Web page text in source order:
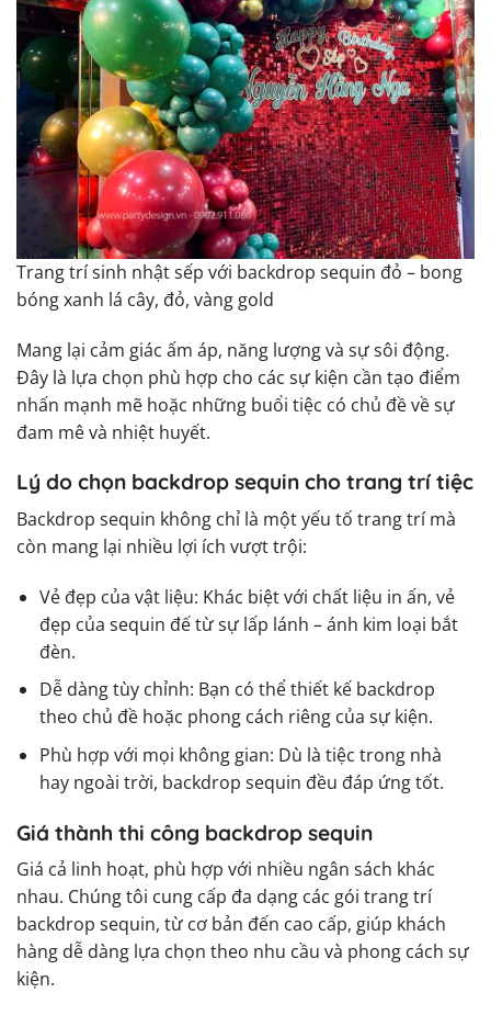
Trang trí sinh nhật sếp với backdrop sequin đỏ – bong
bóng xanh lá cây, đỏ, vàng gold
Mang lại cảm giác ấm áp, năng lượng và sự sôi động.
Đây là lựa chọn phù hợp cho các sự kiện cần tạo điểm
nhấn mạnh mẽ hoặc những buổi tiệc có chủ đề về sự
đam mê và nhiệt huyết.
Lý do chọn backdrop sequin cho trang trí tiệc
Backdrop sequin không chỉ là một yếu tố trang trí mà
còn mang lại nhiều lợi ích vượt trội:
Vẻ đẹp của vật liệu: Khác biệt với chất liệu in ấn, vẻ
đẹp của sequin đế từ sự lấp lánh – ánh kim loại bắt
đèn.
Dễ dàng tùy chỉnh: Bạn có thể thiết kế backdrop
theo chủ đề hoặc phong cách riêng của sự kiện.
Phù hợp với mọi không gian: Dù là tiệc trong nhà
hay ngoài trời, backdrop sequin đều đáp ứng tốt.
Giá thành thi công backdrop sequin
Giá cả linh hoạt, phù hợp với nhiều ngân sách khác
nhau. Chúng tôi cung cấp đa dạng các gói trang trí
backdrop sequin, từ cơ bản đến cao cấp, giúp khách
hàng dễ dàng lựa chọn theo nhu cầu và phong cách sự
kiện.